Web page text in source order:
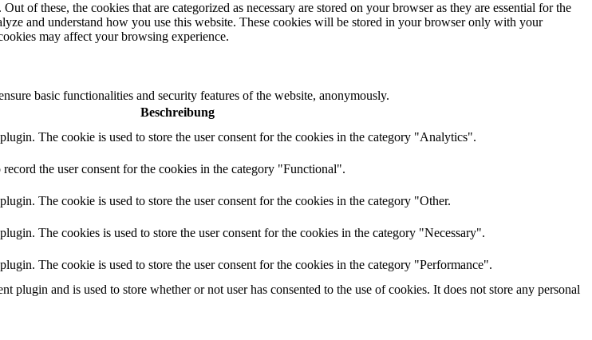
of these, the cookies that are categorized as necessary are stored on your browser as they are essential for the
and understand how you use this website. These cookies will be stored in your browser only with your
may affect your browsing experience.
basic functionalities and security features of the website, anonymously.
Beschreibung
The cookie is used to store the user consent for the cookies in the category "Analytics".
the user consent for the cookies in the category "Functional".
The cookie is used to store the user consent for the cookies in the category "Other.
The cookies is used to store the user consent for the cookies in the category "Necessary".
The cookie is used to store the user consent for the cookies in the category "Performance".
plugin and is used to store whether or not user has consented to the use of cookies. It does not store any personal